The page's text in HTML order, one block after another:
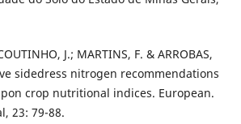
J.; MARTINS, F. & ARROBAS,
sidedress nitrogen recommendations
crop nutritional indices. European.
23: 79-88.